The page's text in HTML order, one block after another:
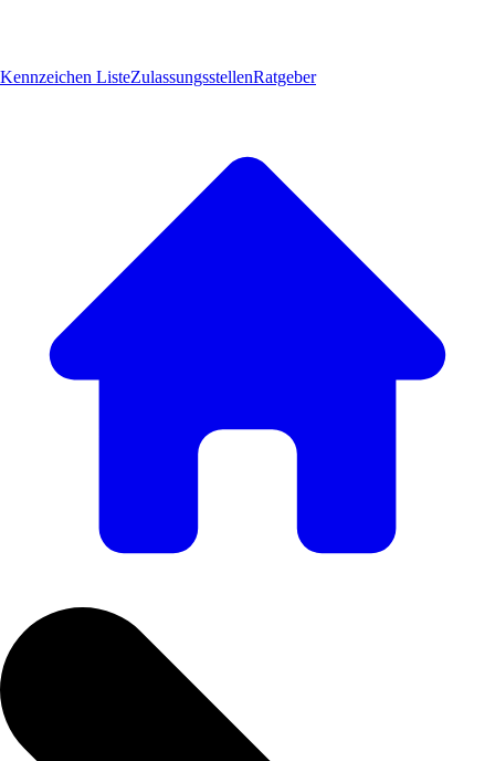
Kennzeichen ListeZulassungsstellenRatgeber